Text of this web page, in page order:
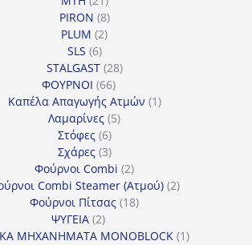
προϊόντα
PIRON 88
προϊόντα
PLUM 22
SLS 66
προϊόντα
STALGAST 2828
ΦΟΥΡΝΟΙ 6666
προϊόντα
Καπέλα Απαγωγής Ατμών 11
Λαμαρίνες 55
Στόφες 66
προϊόντα
Σχάρες 33
προϊόντα
Φούρνοι Combi 22
προϊόντα
Combi Steamer (Ατμού) 22
Φούρνοι Πίτσας 1818
ΨΥΓΕΙΑ 22
προϊόντα
ΜΗΧΑΝΗΜΑΤΑ MONOBLOCK 11